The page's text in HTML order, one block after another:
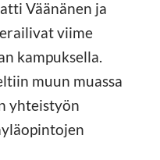
Väänänen ja
viime
kampuksella.
muun muassa
yhteistyön